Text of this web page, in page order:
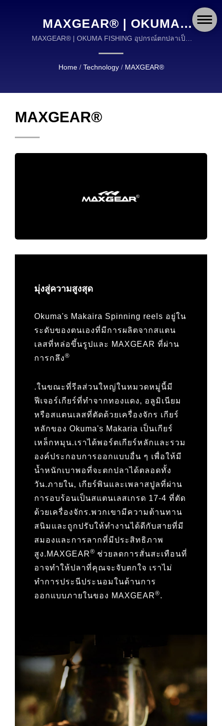
MAXGEAR® | OKUMA
FISHING: อุปกรณ์ตกปลา
คุณภาพสูงที่ได้รับการ
สนับสนุนโดยประสบการณ์ 30
ปี
MAXGEAR® | OKUMA FISHING อุปกรณ์ตกปลาเป็น
Home / Technology / MAXGEAR®
MAXGEAR®
มุ่งสู่ความสูงสุด
Okuma's Makaira Spinning reels อยู่ใน
ระดับของตนเองที่มีการผลิตจากสแตน
เลสที่หล่อขึ้นรูปและ MAXGEAR ที่ผ่าน
การกลึง®
.ในขณะที่รีลส่วนใหญ่ในหมวดหมู่นี้มี
ฟีเจอร์เกียร์ที่ทำจากทองแดง, อลูมิเนียม
หรือสแตนเลสที่ตัดด้วยเครื่องจักร เกียร์
หลักของ Okuma's Makaria เป็นเกียร์
เหล็กหมุน.เราได้พอร์ตเกียร์หลักและรวม
องค์ประกอบการออกแบบอื่น ๆ เพื่อให้มี
น้ำหนักเบาพอที่จะตกปลาได้ตลอดทั้ง
วัน.ภายใน, เกียร์พินและเพลาสปูลที่ผ่าน
การอบร้อนเป็นสแตนเลสเกรด 17-4 ที่ตัด
ด้วยเครื่องจักร.พวกเขามีความต้านทาน
สนิมและถูกปรับให้ทำงานได้ดีกับสายที่มี
สมองและการลากที่มีประสิทธิภาพ
สูง.MAXGEAR® ช่วยลดการสั่นสะเทือนที่
อาจทำให้ปลาที่คุณจะจับตกใจ เราไม่
ทำการประนีประนอมในด้านการ
ออกแบบภายในของ MAXGEAR®.